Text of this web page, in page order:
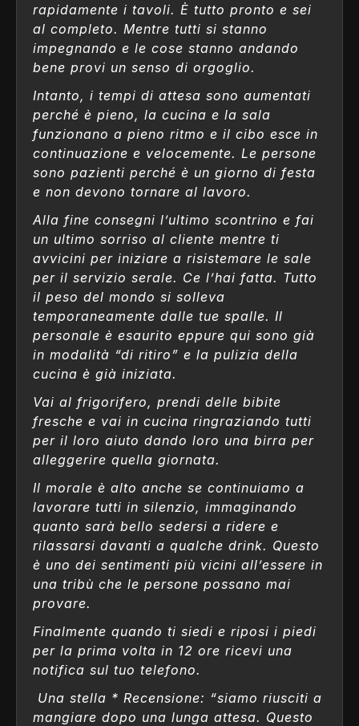
rapidamente i tavoli. È tutto pronto e sei
al completo. Mentre tutti si stanno
impegnando e le cose stanno andando
bene provi un senso di orgoglio.
Intanto, i tempi di attesa sono aumentati
perché è pieno, la cucina e la sala
funzionano a pieno ritmo e il cibo esce in
continuazione e velocemente. Le persone
sono pazienti perché è un giorno di festa
e non devono tornare al lavoro.
Alla fine consegni l’ultimo scontrino e fai
un ultimo sorriso al cliente mentre ti
avvicini per iniziare a risistemare le sale
per il servizio serale. Ce l’hai fatta. Tutto
il peso del mondo si solleva
temporaneamente dalle tue spalle. Il
personale è esaurito eppure qui sono già
in modalità “di ritiro” e la pulizia della
cucina è già iniziata.
Vai al frigorifero, prendi delle bibite
fresche e vai in cucina ringraziando tutti
per il loro aiuto dando loro una birra per
alleggerire quella giornata.
Il morale è alto anche se continuiamo a
lavorare tutti in silenzio, immaginando
quanto sarà bello sedersi a ridere e
rilassarsi davanti a qualche drink. Questo
è uno dei sentimenti più vicini all’essere in
una tribù che le persone possano mai
provare.
Finalmente quando ti siedi e riposi i piedi
per la prima volta in 12 ore ricevi una
notifica sul tuo telefono.
Una stella * Recensione: “siamo riusciti a
mangiare dopo una lunga attesa. Questo